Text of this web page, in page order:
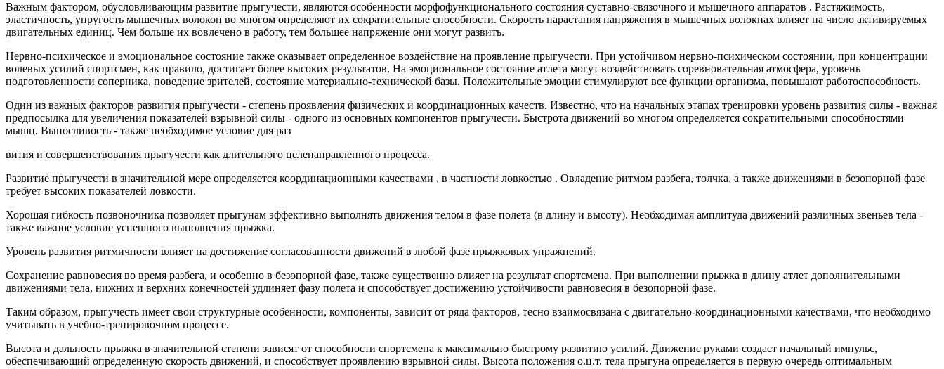
Важным фактором, обусловливающим развитие прыгучести, являются особенности морфофункционального состояния суставно-связочного и мышечного аппаратов . Растяжимость,
эластичность, упругость мышечных волокон во многом определяют их сократительные способности. Скорость нарастания напряжения в мышечных волокнах влияет на число активируемых
двигательных единиц. Чем больше их вовлечено в работу, тем большее напряжение они могут развить.
Нервно-психическое и эмоциональное состояние также оказывает определенное воздействие на проявление прыгучести. При устойчивом нервно-психическом состоянии, при концентрации
волевых усилий спортсмен, как правило, достигает более высоких результатов. На эмоциональное состояние атлета могут воздействовать соревновательная атмосфера, уровень
подготовленности соперника, поведение зрителей, состояние материально-технической базы. Положительные эмоции стимулируют все функции организма, повышают работоспособность.
Один из важных факторов развития прыгучести - степень проявления физических и координационных качеств. Известно, что на начальных этапах тренировки уровень развития силы - важная
предпосылка для увеличения показателей взрывной силы - одного из основных компонентов прыгучести. Быстрота движений во многом определяется сократительными способностями
мышц. Выносливость - также необходимое условие для раз
вития и совершенствования прыгучести как длительного целенаправленного процесса.
Развитие прыгучести в значительной мере определяется координационными качествами , в частности ловкостью . Овладение ритмом разбега, толчка, а также движениями в безопорной фазе
требует высоких показателей ловкости.
Хорошая гибкость позвоночника позволяет прыгунам эффективно выполнять движения телом в фазе полета (в длину и высоту). Необходимая амплитуда движений различных звеньев тела -
также важное условие успешного выполнения прыжка.
Уровень развития ритмичности влияет на достижение согласованности движений в любой фазе прыжковых упражнений.
Сохранение равновесия во время разбега, и особенно в безопорной фазе, также существенно влияет на результат спортсмена. При выполнении прыжка в длину атлет дополнительными
движениями тела, нижних и верхних конечностей удлиняет фазу полета и способствует достижению устойчивости равновесия в безопорной фазе.
Таким образом, прыгучесть имеет свои структурные особенности, компоненты, зависит от ряда факторов, тесно взаимосвязана с двигательно-координационными качествами, что необходимо
учитывать в учебно-тренировочном процессе.
Высота и дальность прыжка в значительной степени зависят от способности спортсмена к максимально быстрому развитию усилий. Движение руками создает начальный импульс,
обеспечивающий определенную скорость движений, и способствует проявлению взрывной силы. Высота положения о.ц.т. тела прыгуна определяется в первую очередь оптимальным